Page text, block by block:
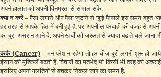
अपने हालात को अपनी विनम्रता से संभाल सकें.
क्या न करें –पैसा लगाने और पैसा जुटाने से जुड़े फैसले इस समय बहुत
हर तरह से आपके हित में बनी हुई है. पर अपनी लापरवाही की वजह से
का बुरा असर न आने दें. अपने खर्चों को जरूरत से ज्यादा बढाते चले जाना
कर्क(Cancer)– मन परेशान रहेगा तो हर चीज़ बुरी लगनी शुरू हो
इंसान की मुश्किलें बढती हैं. विचारों का मतभेद भी किसी भी तरह की
इसलिए अपनी गलतियों से बचकर निकल जाने का समय है.